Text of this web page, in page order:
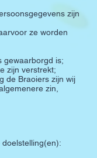
zijn
ze worden
gewaarborgd is;
zijn verstrekt;
de Braoiers zijn wij
zin,